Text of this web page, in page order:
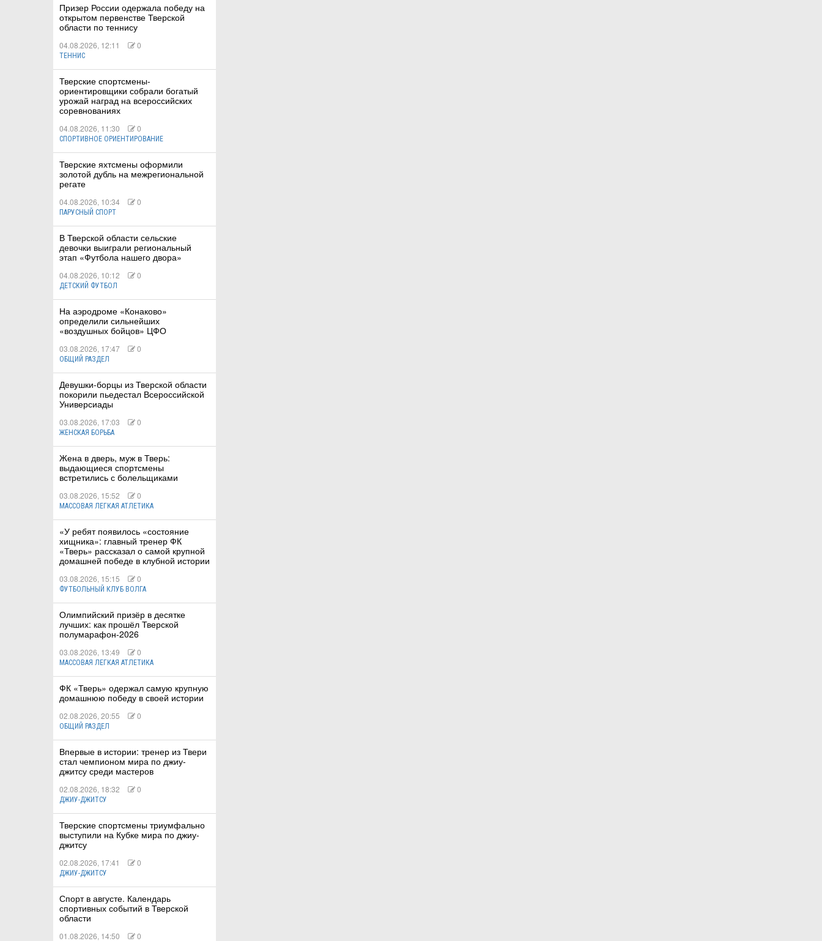
Призер России одержала победу на
открытом первенстве Тверской
области по теннису
04.08.2026, 12:11 0
ТЕННИС
Тверские спортсмены-
ориентировщики собрали богатый
урожай наград на всероссийских
соревнованиях
04.08.2026, 11:30 0
СПОРТИВНОЕ ОРИЕНТИРОВАНИЕ
Тверские яхтсмены оформили
золотой дубль на межрегиональной
регате
04.08.2026, 10:34 0
ПАРУСНЫЙ СПОРТ
В Тверской области сельские
девочки выиграли региональный
этап «Футбола нашего двора»
04.08.2026, 10:12 0
ДЕТСКИЙ ФУТБОЛ
На аэродроме «Конаково»
определили сильнейших
«воздушных бойцов» ЦФО
03.08.2026, 17:47 0
ОБЩИЙ РАЗДЕЛ
Девушки-борцы из Тверской области
покорили пьедестал Всероссийской
Универсиады
03.08.2026, 17:03 0
ЖЕНСКАЯ БОРЬБА
Жена в дверь, муж в Тверь:
выдающиеся спортсмены
встретились с болельщиками
03.08.2026, 15:52 0
МАССОВАЯ ЛЕГКАЯ АТЛЕТИКА
«У ребят появилось «состояние
хищника»: главный тренер ФК
«Тверь» рассказал о самой крупной
домашней победе в клубной истории
03.08.2026, 15:15 0
ФУТБОЛЬНЫЙ КЛУБ ВОЛГА
Олимпийский призёр в десятке
лучших: как прошёл Тверской
полумарафон-2026
03.08.2026, 13:49 0
МАССОВАЯ ЛЕГКАЯ АТЛЕТИКА
ФК «Тверь» одержал самую крупную
домашнюю победу в своей истории
02.08.2026, 20:55 0
ОБЩИЙ РАЗДЕЛ
Впервые в истории: тренер из Твери
стал чемпионом мира по джиу-
джитсу среди мастеров
02.08.2026, 18:32 0
ДЖИУ-ДЖИТСУ
Тверские спортсмены триумфально
выступили на Кубке мира по джиу-
джитсу
02.08.2026, 17:41 0
ДЖИУ-ДЖИТСУ
Спорт в августе. Календарь
спортивных событий в Тверской
области
01.08.2026, 14:50 0